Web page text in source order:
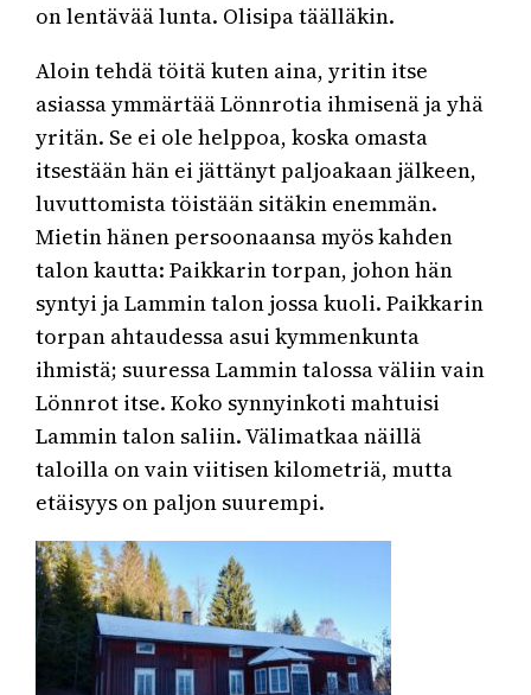
on lentävää lunta. Olisipa täälläkin.
Aloin tehdä töitä kuten aina, yritin itse
asiassa ymmärtää Lönnrotia ihmisenä ja yhä
yritän. Se ei ole helppoa, koska omasta
itsestään hän ei jättänyt paljoakaan jälkeen,
luvuttomista töistään sitäkin enemmän.
Mietin hänen persoonaansa myös kahden
talon kautta: Paikkarin torpan, johon hän
syntyi ja Lammin talon jossa kuoli. Paikkarin
torpan ahtaudessa asui kymmenkunta
ihmistä; suuressa Lammin talossa väliin vain
Lönnrot itse. Koko synnyinkoti mahtuisi
Lammin talon saliin. Välimatkaa näillä
taloilla on vain viitisen kilometriä, mutta
etäisyys on paljon suurempi.